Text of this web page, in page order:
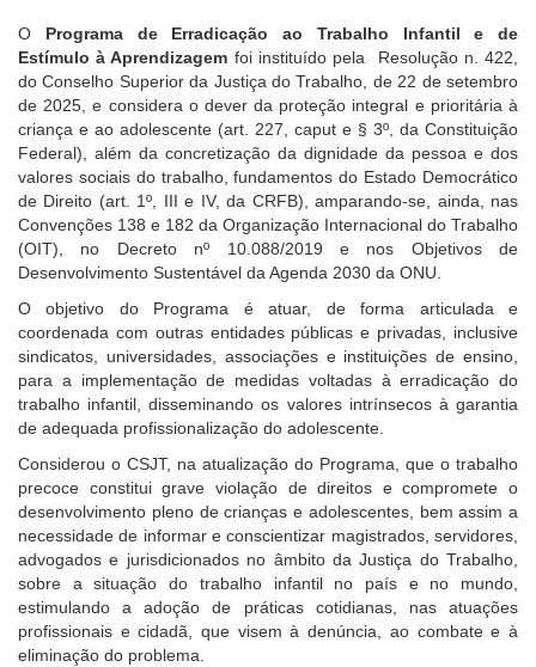
Ouvidoria
Contato
O Programa de Erradicação ao Trabalho Infantil e de
Estímulo à Aprendizagem foi instituído pela Resolução n. 422,
do Conselho Superior da Justiça do Trabalho, de 22 de setembro
de 2025, e considera o dever da proteção integral e prioritária à
criança e ao adolescente (art. 227, caput e § 3º, da Constituição
Federal), além da concretização da dignidade da pessoa e dos
valores sociais do trabalho, fundamentos do Estado Democrático
de Direito (art. 1º, III e IV, da CRFB), amparando-se, ainda, nas
Convenções 138 e 182 da Organização Internacional do Trabalho
(OIT), no Decreto nº 10.088/2019 e nos Objetivos de
Desenvolvimento Sustentável da Agenda 2030 da ONU.
O objetivo do Programa é atuar, de forma articulada e
coordenada com outras entidades públicas e privadas, inclusive
sindicatos, universidades, associações e instituições de ensino,
para a implementação de medidas voltadas à erradicação do
trabalho infantil, disseminando os valores intrínsecos à garantia
de adequada profissionalização do adolescente.
Considerou o CSJT, na atualização do Programa, que o trabalho
precoce constitui grave violação de direitos e compromete o
desenvolvimento pleno de crianças e adolescentes, bem assim a
necessidade de informar e conscientizar magistrados, servidores,
advogados e jurisdicionados no âmbito da Justiça do Trabalho,
sobre a situação do trabalho infantil no país e no mundo,
estimulando a adoção de práticas cotidianas, nas atuações
profissionais e cidadã, que visem à denúncia, ao combate e à
eliminação do problema.